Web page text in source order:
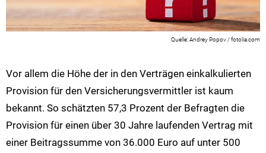
Andrey Popov / fotolia.com
Vor allem die Höhe der in den Verträgen einkalkulierten
Provision für den Versicherungsvermittler ist kaum
bekannt. So schätzten 57,3 Prozent der Befragten die
Provision für einen über 30 Jahre laufenden Vertrag mit
einer Beitragssumme von 36.000 Euro auf unter 500